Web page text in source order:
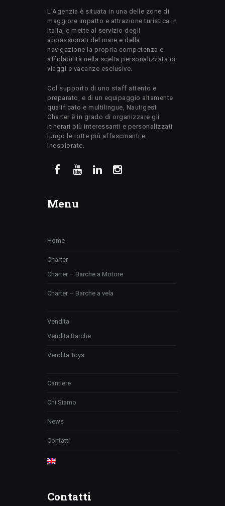
L’Agenzia è situata in una delle zone di
maggiore impatto e attrazione turistica in
Italia, e mette al servizio degli
appassionati del mare e della
navigazione la propria competenza e
affidabilità nella scelta personalizzata di
viaggi e vacanze esclusive.
Col supporto di uno staff attento e
preparato, e di un equipaggio altamente
qualificato e multilingue, Nautigest
Charter è in grado di organizzare gli
itinerari più interessanti e personalizzati
lungo le rotte più affascinanti e
inesplorate.
Menu
Home
Charter
Charter – Barche a Motore
Charter – Barche a vela
Vendita
Vendita Barche
Vendita Toys
Cantiere
Chi Siamo
News
Contatti
Contatti